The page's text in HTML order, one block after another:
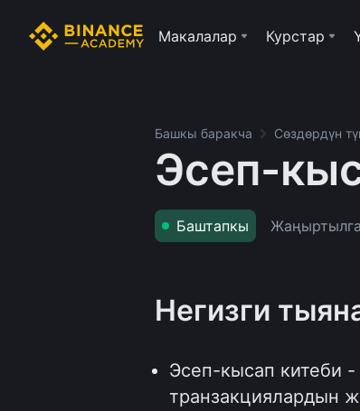
Макалалар Курстар
Башкы баракча Сөздөрдүн
Эсеп-
Баштапкы
Негизги
Эсеп-кысап китеби
транзакциялардын